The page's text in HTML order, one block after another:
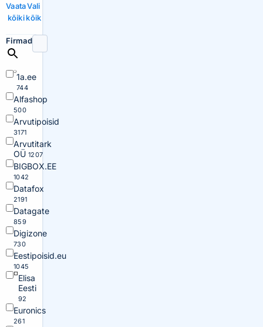
Vaata
kõiki
Vali
kõik
Firmad
1a.ee
744
Alfashop
500
Arvutipoisid
3171
Arvutitark
OÜ 1207
BIGBOX.EE
1042
Datafox
2191
Datagate
859
Digizone
730
Eestipoisid.eu
1045
Elisa
Eesti
92
Euronics
261